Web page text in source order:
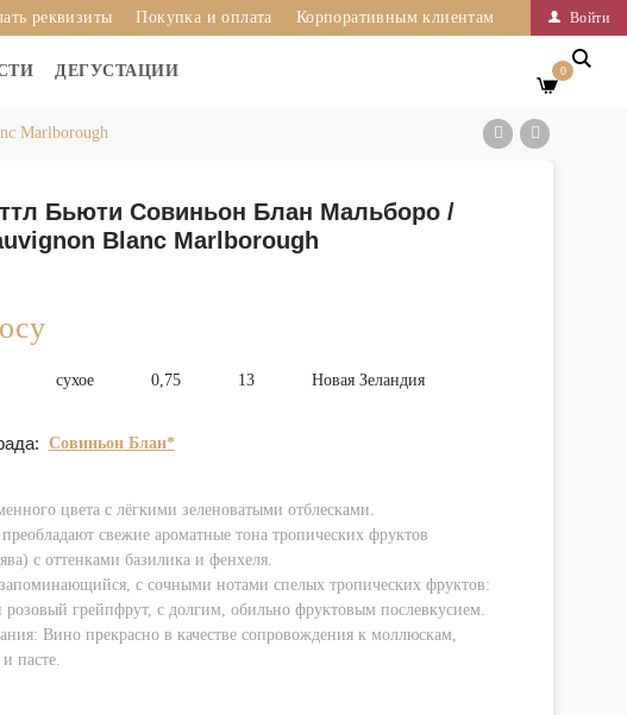
Войти
реквизиты Покупка и оплата Корпоративным клиентам
ДЕГУСТАЦИИ 0
Marlborough
Бьюти Совиньон Блан Мальборо /
Blanc Marlborough
сухое 0,75 13
Новая Зеландия
Совиньон Блан*
цвета с лёгкими зеленоватыми отблесками.
свежие ароматные тона тропических фруктов
с оттенками базилика и фенхеля.
с сочными нотами спелых тропических фруктов:
грейпфрут, с долгим, обильно фруктовым послевкусием.
Вино прекрасно в качестве сопровождения к моллюскам,
пасте.